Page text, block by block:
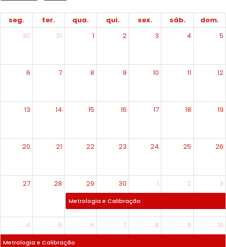
seg. ter. qua. qui. sex. sáb.
dom.
30
31 1 2 3 4 5
6 7 8 9 10 11 12
13 14 15 16 17 18 19
20 21 22 23 24 25 26
27 28 29
Metrologia e Calibração
30 1 2 3
4
Metrologia e Calibração
5 6 7 8 9 10